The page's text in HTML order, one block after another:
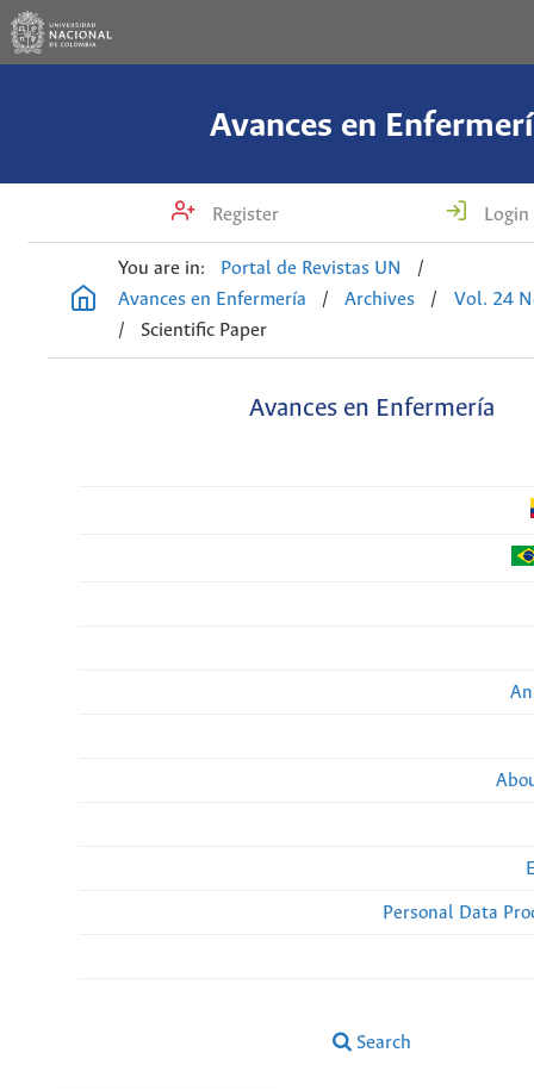
Avances en
Register Login
You are in: Portal de Revistas UN
/
Avances en Enfermería
/ Archives /
Vol. 24
/
Scientific Paper
Avances en Enfermería
Personal Data
Search